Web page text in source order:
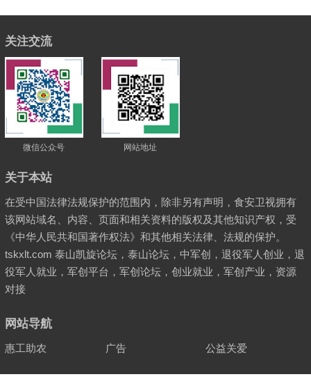
关注交流
微信公众号 网站地址
关于本站
在受中国法律法规保护的范围内，除非另有声明，食安卫视拥有
该网站域名、内容、页面和相关资料的版权及其他知识产权，受
《中华人民共和国著作权法》和其他相关法律、法规的保护。
tskxlt.com 泰山凯旋论坛，泰山论坛，中军创，退役军人创业，退
役军人就业，军创平台，军创论坛，创业就业，军创产业，资源
对接
网站导航
惠工助农 广告 公益关爱